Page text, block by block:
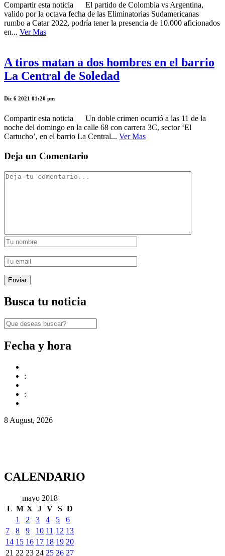
Compartir esta noticia El partido de Colombia vs Argentina,
valido por la octava fecha de las Eliminatorias Sudamericanas
rumbo a Catar 2022, podría tener la presencia de 10.000 aficionados
en... Ver Mas
A tiros matan a dos hombres en el barrio
La Central de Soledad
Dic 6 2021 01:20 pm
Compartir esta noticia Un doble crimen ocurrió a las 11 de la
noche del domingo en la calle 68 con carrera 3C, sector ‘El
Cartucho’, en el barrio La Central... Ver Mas
Deja un Comentario
Busca tu noticia
Fecha y hora
:
:
8 August, 2026
CALENDARIO
mayo 2018
L M X J V S D
1
2 3 4 5
6
7
8 9 10 11 12 13
14 15 16 17 18 19 20
21 22 23 24 25 26 27